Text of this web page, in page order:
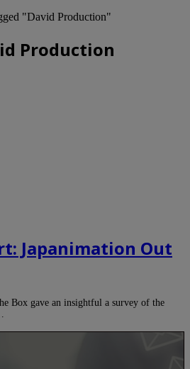
"David Production"
Production
Japanimation Out
Box gave an insightful a survey of the